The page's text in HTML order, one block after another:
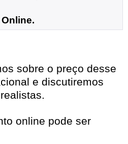
sobre o preço desse
e discutiremos
online pode ser